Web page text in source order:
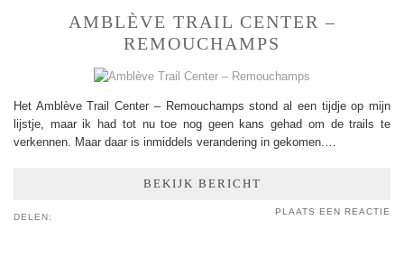
AMBLÈVE TRAIL CENTER –
REMOUCHAMPS
Het Amblève Trail Center – Remouchamps stond al een tijdje op mijn
lijstje, maar ik had tot nu toe nog geen kans gehad om de trails te
verkennen. Maar daar is inmiddels verandering in gekomen.…
BEKIJK BERICHT
DELEN:
PLAATS EEN REACTIE